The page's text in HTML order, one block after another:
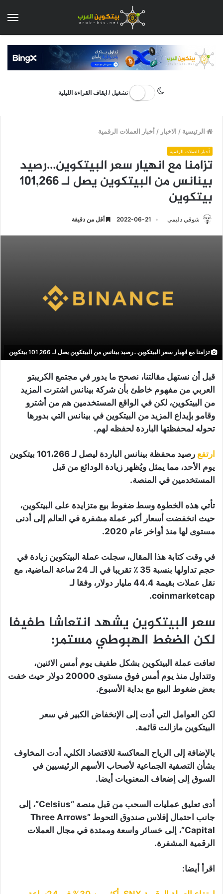
تشغيل / ايقاف القراءة الليلية
الرئيسية / الاخبار /أخبار العملات الرقمية
أخبار العملات الرقمية
تزامنا مع انهيار سعر البيتكوين…رصيد
بينانس من البيتكوين يصل لـ 101,266
بيتكوين
شوقي دليمي 2022-06-21 أقل من دقيقة
تزامنا مع انهيار سعر البيتكوين...رصيد بينانس من البيتكوين يصل لـ 101,266 بيتكوين
قبل أن نستهل مقالتنا، نصحح ما يدور في مجتمع الكريبتو
العربي من مفهوم خاطئ بأن شركة بينانس اشترت المزيد
من البيتكوين، لكن في الواقع المستخدمين هم من أشترو
وقامو بإيداع المزيد من البيتكوين في بينانس التي بدورها
تحوله لمحفظتها الباردة لحفظه لهم.
ارتفع
رصيد محفظة بينانس الباردة ليصل لـ 101،266 بيتكوين
يوم الأحد، مما يمثل ويُظهر زيادة الودائع من قبل
المستخدمين في المنصة.
تأتي هذه الخطوة وسط ضغوط بيع متزايدة على البيتكوين،
حيث انخفضت أسعار أكبر عملة مشفرة في العالم إلى أدنى
مستوى لها منذ أواخر عام 2020.
في وقت كتابة هذا المقال، سجلت عملة البيتكوين زيادة في
حجم تداولها بنسبة 35 ٪ تقريبا في الـ 24 ساعة الماضية، مع
نقل عملات بقيمة 44.4 مليار دولار، وفقا لـ
coinmarketcap.
سعر البيتكوين يشهد انتعاشا طفيفا
لكن الضغط الهبوطي مستمر:
تعافت عملة البيتكوين بشكل طفيف يوم أمس الاثنين،
وتتداول منذ يوم أمس فوق مستوى 20000 دولار حيث خفت
بعض ضغوط البيع مع بداية الأسبوع.
لكن العوامل التي أدت إلى الإنخفاض الكبير في سعر
البيتكوين مازالت قائمة.
بالإضافة إلى الرياح المعاكسة للاقتصاد الكلي، أدت المخاوف
بشأن التصفية الجماعية لأصحاب الأسهم الرئيسيين في
السوق إلى إضعاف المعنويات أيضا.
أدى تعليق عمليات السحب من قبل منصة “Celsius”، إلى
جانب احتمال إفلاس صندوق التحوط Three Arrows”
Capital”، إلى خسائر واسعة وممتدة في مجال العملات
الرقمية المشفرة.
اقرأ أيضا: